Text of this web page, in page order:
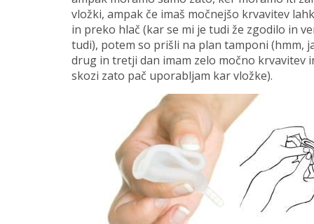
vložki, ampak če imaš močnejšo krvavitev
in preko hlač (kar se mi je tudi že zgodilo in
tudi), potem so prišli na plan tamponi (hmm,
drug in tretji dan imam zelo močno krvavitev
skozi zato pač uporabljam kar vložke).